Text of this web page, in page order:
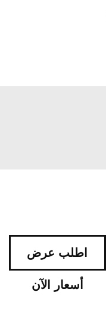
اطلب عرض
أسعار الآن